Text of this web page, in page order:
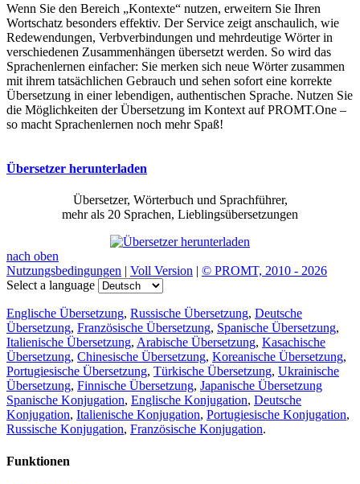
Wenn Sie den Bereich „Kontexte“ nutzen, erweitern Sie Ihren
Wortschatz besonders effektiv. Der Service zeigt anschaulich, wie
Redewendungen, Verbverbindungen und mehrdeutige Wörter in
verschiedenen Zusammenhängen übersetzt werden. So wird das
Sprachenlernen einfacher: Sie merken sich neue Wörter zusammen
mit ihrem tatsächlichen Gebrauch und sehen sofort eine korrekte
Übersetzung in einer lebendigen, authentischen Sprache. Nutzen Sie
die Möglichkeiten der Übersetzung im Kontext auf PROMT.One –
so macht Sprachenlernen noch mehr Spaß!
Übersetzer herunterladen
Übersetzer, Wörterbuch und Sprachführer,
mehr als 20 Sprachen, Lieblingsübersetzungen
nach oben
Nutzungsbedingungen | Voll Version | © PROMT, 2010 - 2026
Select a language
Englische Übersetzung, Russische Übersetzung, Deutsche
Übersetzung, Französische Übersetzung, Spanische Übersetzung,
Italienische Übersetzung, Arabische Übersetzung, Kasachische
Übersetzung, Chinesische Übersetzung, Koreanische Übersetzung,
Portugiesische Übersetzung, Türkische Übersetzung, Ukrainische
Übersetzung, Finnische Übersetzung, Japanische Übersetzung
Spanische Konjugation, Englische Konjugation, Deutsche
Konjugation, Italienische Konjugation, Portugiesische Konjugation,
Russische Konjugation, Französische Konjugation.
Funktionen